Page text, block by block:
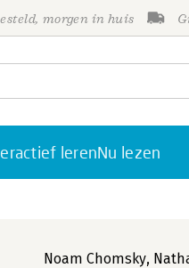
morgen in huis
lerenNu lezen
Noam Chomsky,